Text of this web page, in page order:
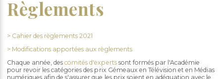
Règlements
> Cahier des règlements 2021
> Modifications apportées aux règlements
Chaque année, descomités d'expertssont formés par l'Académie
pour revoir les catégories des prix Gémeaux en Télévision et en Médias
numériques afin de s'assurer que les prix soient en adéquation avec le